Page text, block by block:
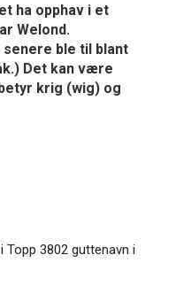
ha opphav i et
Welond.
ble til blant
Det kan være
krig (wig) og
Topp 3802 guttenavn i